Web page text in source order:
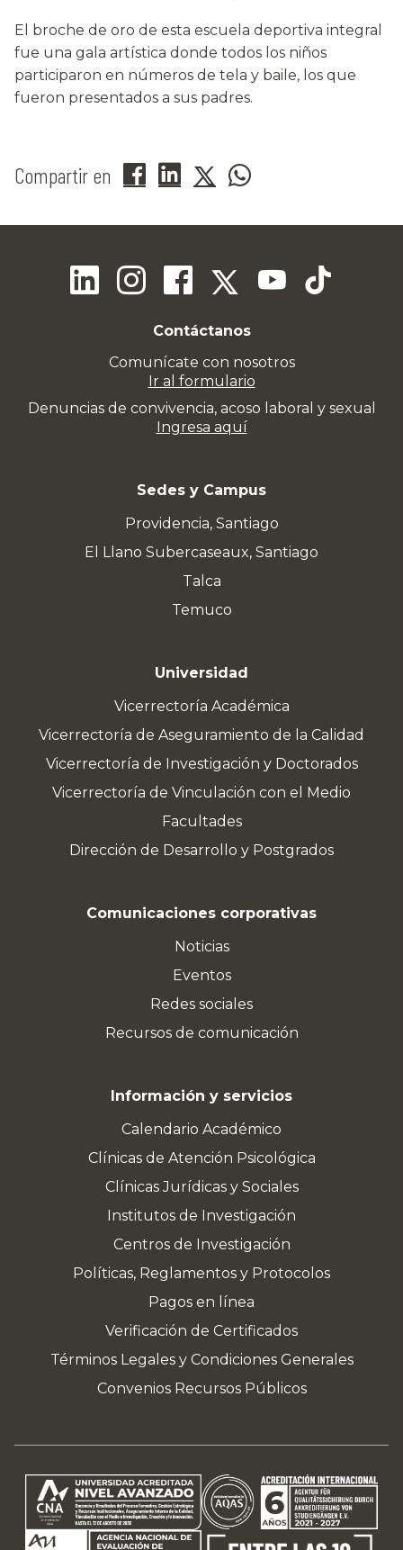
El broche de oro de esta escuela deportiva integral
fue una gala artística donde todos los niños
participaron en números de tela y baile, los que
fueron presentados a sus padres.
Compartir en
Contáctanos
Comunícate con nosotros
Ir al formulario
Denuncias de convivencia, acoso laboral y sexual
Ingresa aquí
Sedes y Campus
Providencia, Santiago
El Llano Subercaseaux, Santiago
Talca
Temuco
Universidad
Vicerrectoría Académica
Vicerrectoría de Aseguramiento de la Calidad
Vicerrectoría de Investigación y Doctorados
Vicerrectoría de Vinculación con el Medio
Facultades
Dirección de Desarrollo y Postgrados
Comunicaciones corporativas
Noticias
Eventos
Redes sociales
Recursos de comunicación
Información y servicios
Calendario Académico
Clínicas de Atención Psicológica
Clínicas Jurídicas y Sociales
Institutos de Investigación
Centros de Investigación
Políticas, Reglamentos y Protocolos
Pagos en línea
Verificación de Certificados
Términos Legales y Condiciones Generales
Convenios Recursos Públicos